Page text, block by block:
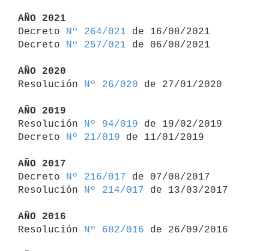
AÑO 2021
Decreto
Nº 264/021 de 16/08/2021
Decreto
Nº 257/021 de 06/08/2021
AÑO 2020
Resolución
Nº 26/020 de 27/01/2020
AÑO 2019
Resolución
Nº 94/019 de 19/02/2019
Decreto
Nº 21/019 de 11/01/2019
AÑO 2017
Decreto
Nº 216/017 de 07/08/2017
Resolución
Nº 214/017 de 13/03/2017
AÑO 2016
Resolución
Nº 682/016 de 26/09/2016